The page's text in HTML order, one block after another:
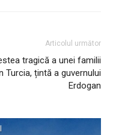
Articolul următor
tragică a unei familii
Turcia, țintă a guvernului
Erdogan